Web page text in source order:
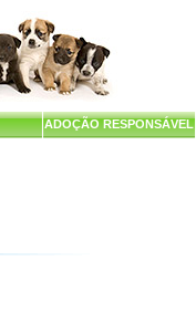
ADOÇÃO RESPONSÁVEL